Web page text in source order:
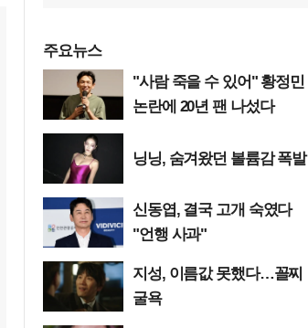
주요뉴스
"사람 죽을 수 있어" 황정민
논란에 20년 팬 나섰다
닝닝, 숨겨왔던 볼륨감 폭발
신동엽, 결국 고개 숙였다
"언행 사과"
지성, 이름값 못했다…꼴찌
굴욕